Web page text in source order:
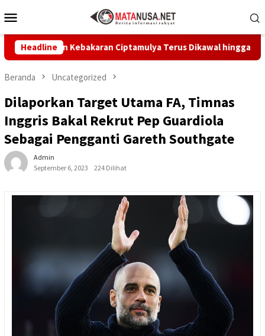
ke
Mobile
Headline
Kebakaran Ciptamulya Terus Dikawal hingga Pulih
Beranda Uncategorized
Dilaporkan Target Utama FA, Timnas
Inggris Bakal Rekrut Pep Guardiola
Sebagai Pengganti Gareth Southgate
Admin
September 6, 2023
224 Dilihat